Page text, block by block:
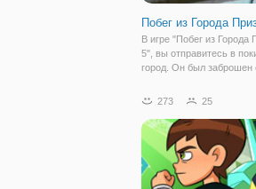
Побег из Города
В игре "Побег из Города
5", вы отправитесь в
город. Он был заброшен
же плакаты, слоганы на
остались в пустых
273 25